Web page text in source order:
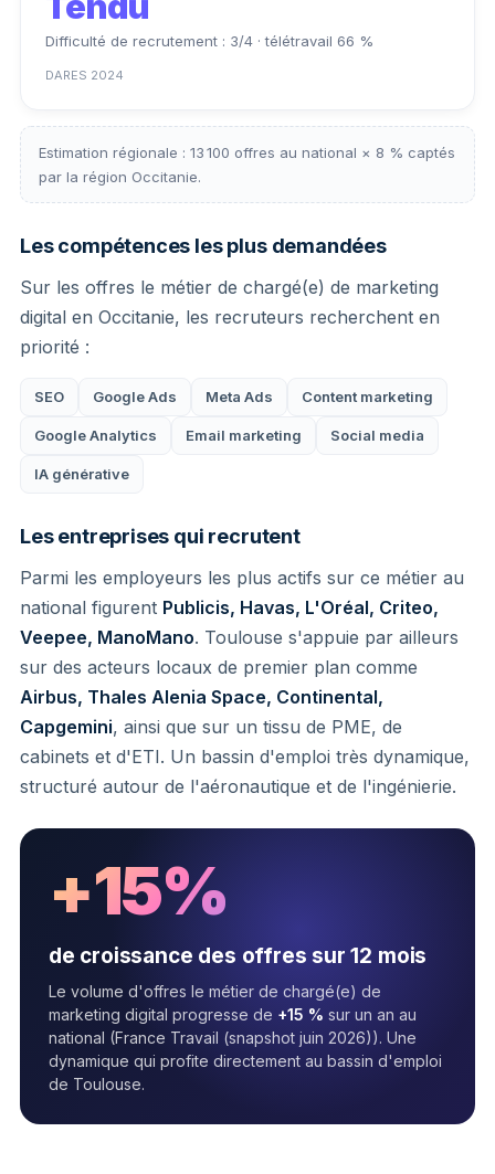
Difficulté de recrutement : 3/4 · télétravail 66 %
DARES 2024
Estimation régionale : 13 100 offres au national × 8 % captés
par la région Occitanie.
Les compétences les plus demandées
Sur les offres le métier de chargé(e) de marketing
digital en Occitanie, les recruteurs recherchent en
priorité :
SEO Google Ads Meta Ads Content marketing
Google Analytics Email marketing Social media
IA générative
Les entreprises qui recrutent
Parmi les employeurs les plus actifs sur ce métier au
national figurent Publicis, Havas, L'Oréal, Criteo,
Veepee, ManoMano. Toulouse s'appuie par ailleurs
sur des acteurs locaux de premier plan comme
Airbus, Thales Alenia Space, Continental,
Capgemini, ainsi que sur un tissu de PME, de
cabinets et d'ETI. Un bassin d'emploi très dynamique,
structuré autour de l'aéronautique et de l'ingénierie.
+15%
de croissance des offres sur 12 mois
Le volume d'offres le métier de chargé(e) de
marketing digital progresse de +15 % sur un an au
national (France Travail (snapshot juin 2026)). Une
dynamique qui profite directement au bassin d'emploi
de Toulouse.